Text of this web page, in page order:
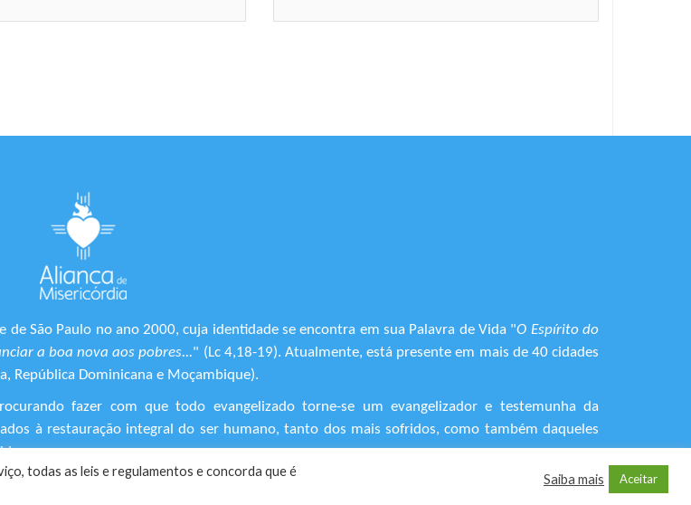
São Paulo no ano 2000, cuja identidade se encontra em sua Palavra de Vida "O Espírito do
a boa nova aos pobres..." (Lc 4,18-19). Atualmente, está presente em mais de 40 cidades
República Dominicana e Moçambique).
fazer com que todo evangelizado torne-se um evangelizador e testemunha da
à restauração integral do ser humano, tanto dos mais sofridos, como também daqueles
todas as leis e regulamentos ​e concorda que é
Saiba mais Aceitar